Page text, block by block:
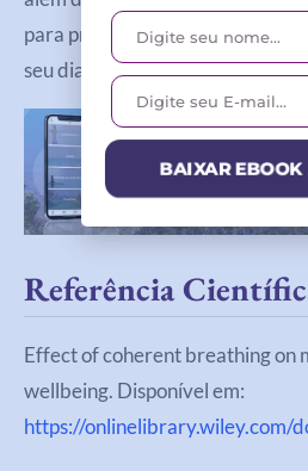
para promover bem-estar,
seu dia a dia.
Referência
Effect of coherent breathing on
wellbeing. Disponível em:
https://onlinelibrary.wiley.com/
BAIXAR EBOOK